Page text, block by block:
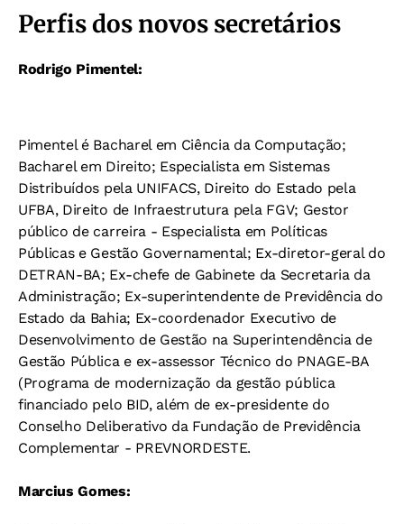
Perfis dos novos secretários
Rodrigo Pimentel:
Pimentel é Bacharel em Ciência da Computação;
Bacharel em Direito; Especialista em Sistemas
Distribuídos pela UNIFACS,Direito do Estado pela
UFBA, Direito de Infraestrutura pela FGV; Gestor
público de carreira - Especialista em Políticas
Públicas e Gestão Governamental; Ex-diretor-geral do
DETRAN-BA; Ex-chefe de Gabinete da Secretaria da
Administração; Ex-superintendente de Previdência do
Estado da Bahia; Ex-coordenador Executivo de
Desenvolvimento de Gestão na Superintendência de
Gestão Pública e ex-assessor Técnico do PNAGE-BA
(Programa de modernização da gestão pública
financiado pelo BID, além de ex-presidente do
Conselho Deliberativo da Fundação de Previdência
Complementar - PREVNORDESTE.
Marcius Gomes: